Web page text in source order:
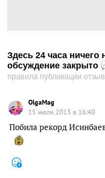
Здесь 24 часа ничего
обсуждение закрыто
правила публикации
OlgaMag
15 июля 2013 в 16:40
Побила рекорд